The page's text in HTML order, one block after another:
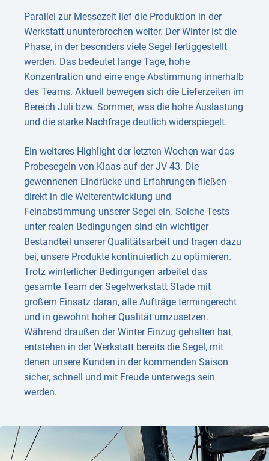
Parallel zur Messezeit lief die Produktion in der
Werkstatt ununterbrochen weiter. Der Winter ist die
Phase, in der besonders viele Segel fertiggestellt
werden. Das bedeutet lange Tage, hohe
Konzentration und eine enge Abstimmung innerhalb
des Teams. Aktuell bewegen sich die Lieferzeiten im
Bereich Juli bzw. Sommer, was die hohe Auslastung
und die starke Nachfrage deutlich widerspiegelt.
Ein weiteres Highlight der letzten Wochen war das
Probesegeln von Klaas auf der JV 43. Die
gewonnenen Eindrücke und Erfahrungen fließen
direkt in die Weiterentwicklung und
Feinabstimmung unserer Segel ein. Solche Tests
unter realen Bedingungen sind ein wichtiger
Bestandteil unserer Qualitätsarbeit und tragen dazu
bei, unsere Produkte kontinuierlich zu optimieren.
Trotz winterlicher Bedingungen arbeitet das
gesamte Team der Segelwerkstatt Stade mit
großem Einsatz daran, alle Aufträge termingerecht
und in gewohnt hoher Qualität umzusetzen.
Während draußen der Winter Einzug gehalten hat,
entstehen in der Werkstatt bereits die Segel, mit
denen unsere Kunden in der kommenden Saison
sicher, schnell und mit Freude unterwegs sein
werden.